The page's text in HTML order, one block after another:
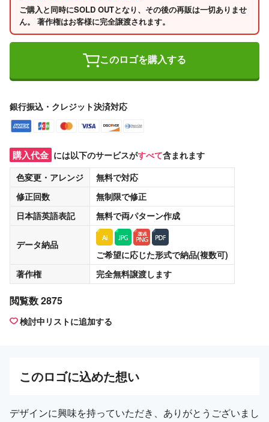
ご購入と同時にSOLD OUTとなり、その後の再販は一切ありませ
ん。 著作権はお客様に完全譲渡されます。
このロゴを購入する
銀行振込・クレジット決済対応
購入代金 には以下のサービスがすべて含まれます
色変更・アレンジ
無料で対応
修正回数
無制限で修正
日本語英語表記
無料で両パターン作成
データ納品
ご希望に応じた形式で納品(複数可)
著作権
完全無料譲渡します
閲覧数 2875
検討中リストに追加する
このロゴに込めた想い
デザインに興味を持っていただき、ありがとうございまし